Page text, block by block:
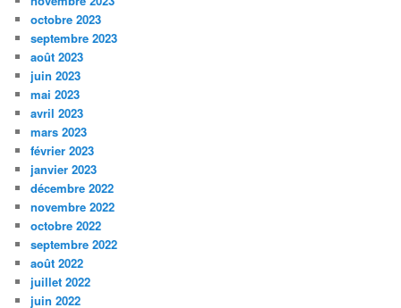
octobre 2023
septembre 2023
août 2023
juin 2023
mai 2023
avril 2023
mars 2023
février 2023
janvier 2023
décembre 2022
novembre 2022
octobre 2022
septembre 2022
août 2022
juillet 2022
juin 2022